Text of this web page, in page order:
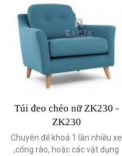
Túi đeo chéo nữ ZK230 -
ZK230
Chuyên để khoá 1 lần nhiều xe
,cổng rào, hoặc các vật dụng